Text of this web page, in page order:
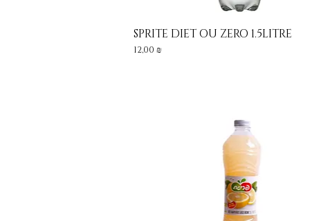
Aperçu rapide
SPRITE DIET OU ZERO 1.5LITRE
Prix
12,00 ₪